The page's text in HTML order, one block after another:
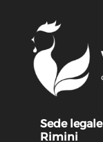
Sede
Rimini